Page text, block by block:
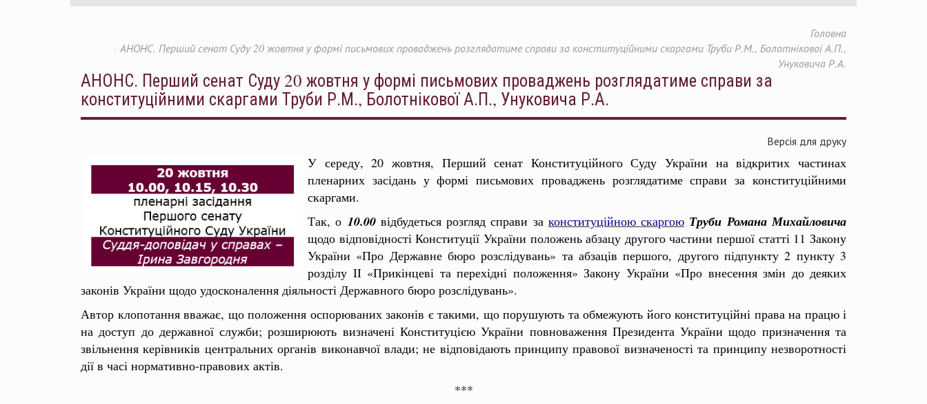
Головна
АНОНС. Перший сенат Суду 20 жовтня у формі письмових проваджень розглядатиме справи за конституційними скаргами Труби Р.М., Болотнікової А.П.,
Унуковича Р.А.
АНОНС. Перший сенат Суду 20 жовтня у формі письмових проваджень розглядатиме справи за
конституційними скаргами Труби Р.М., Болотнікової А.П., Унуковича Р.А.
Версія для друку
У середу, 20 жовтня, Перший сенат Конституційного Суду України на відкритих частинах
пленарних засідань у формі письмових проваджень розглядатиме справи за конституційними
скаргами.
Так, о 10.00відбудеться розгляд справи за конституційною скаргою Труби Романа Михайловича
щодо відповідності Конституції України положень абзацу другого частини першої статті 11 Закону
України «Про Державне бюро розслідувань» та абзаців першого, другого підпункту 2 пункту 3
розділу ІІ «Прикінцеві та перехідні положення» Закону України «Про внесення змін до деяких
законів України щодо удосконалення діяльності Державного бюро розслідувань».
Автор клопотання вважає, що положення оспорюваних законів є такими, що порушують та обмежують його конституційні права на працю і
на доступ до державної служби; розширюють визначені Конституцією України повноваження Президента України щодо призначення та
звільнення керівників центральних органів виконавчої влади; не відповідають принципу правової визначеності та принципу незворотності
дії в часі нормативно-правових актів.
***